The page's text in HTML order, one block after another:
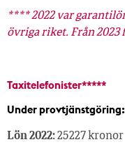
**** 2022 var
övriga riket. Från 2023
Taxitelefonister*****
Under provtjänstgöring:
Lön 2022:25 227 kronor